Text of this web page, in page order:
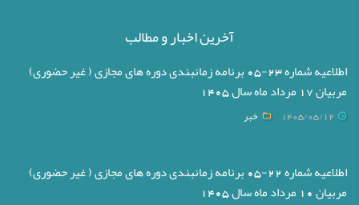
آخرین اخبار و مطالب
اطلاعیه شماره 23-05 برنامه زمانبندی دوره های مجازی ( غیر حضوری)
مربیان 17 مرداد ماه سال 1405
1405/05/12 خبر
اطلاعیه شماره 22-05 برنامه زمانبندی دوره های مجازی ( غیر حضوری)
مربیان 10 مرداد ماه سال 1405